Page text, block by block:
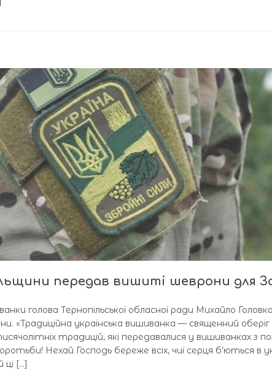
передав вишиті шеврони для
голова Тернопільської обласної ради Михайло
«Традиційна українська вишиванка — священний оберіг
традицій, які передавалися у вишиванках з
Нехай Господь береже всіх, чиї серця б’ються в
ці […]